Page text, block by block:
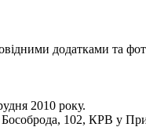
додатками та
2010 року.
102, КРВ у